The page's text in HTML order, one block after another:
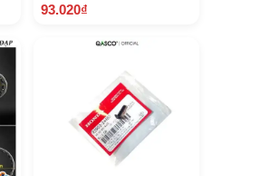
Z B
93.020₫